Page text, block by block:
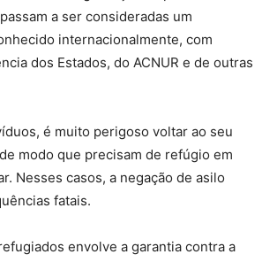
a ser consideradas um
internacionalmente, com
dos Estados, do ACNUR e de outras
é muito perigoso voltar ao seu
modo que precisam de refúgio em
Nesses casos, a negação de asilo
fatais.
envolve a garantia contra a